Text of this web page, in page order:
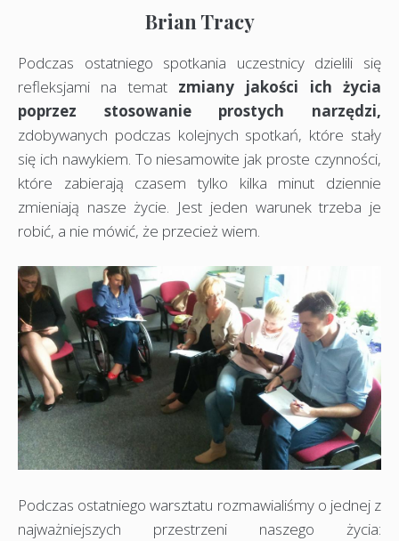
Brian Tracy
Podczas ostatniego spotkania uczestnicy dzielili się
refleksjami na temat zmiany jakości ich życia
poprzez stosowanie prostych narzędzi,
zdobywanych podczas kolejnych spotkań, które stały
się ich nawykiem. To niesamowite jak proste czynności,
które zabierają czasem tylko kilka minut dziennie
zmieniają nasze życie. Jest jeden warunek trzeba je
robić, a nie mówić, że przecież wiem.
Podczas ostatniego warsztatu rozmawialiśmy o jednej z
najważniejszych przestrzeni naszego życia: